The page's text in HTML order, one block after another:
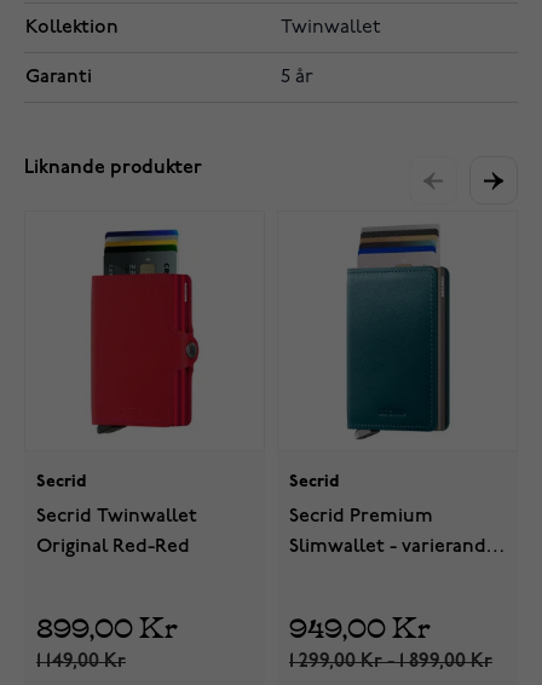
Kollektion Twinwallet
Garanti 5 år
Liknande produkter
Secrid
Secrid Twinwallet
Original Red-Red
899,00 Kr
1 149,00 Kr
Secrid
Secrid Premium
Slimwallet - varierande
949,00 Kr
1 299,00 Kr - 1 899,00 Kr